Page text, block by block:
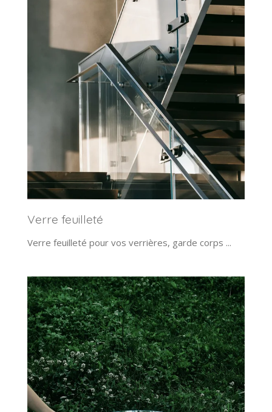
Verre feuilleté
Verre feuilleté pour vos verrières, garde corps ...